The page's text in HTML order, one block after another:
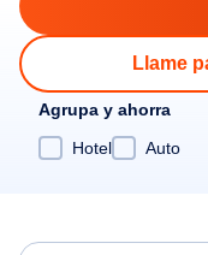
Llame
Agrupa y ahorra
Hotel
Auto